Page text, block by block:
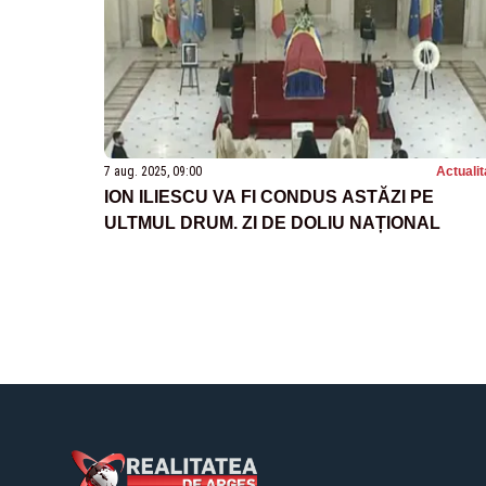
7 aug. 2025, 09:00
ION ILIESCU VA FI CONDUS ASTĂZI PE
ULTMUL DRUM. ZI DE DOLIU NAȚIONAL